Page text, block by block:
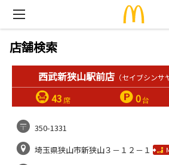
店舗検索
西武新狭山駅前店 （セイブシンサ
43 席 0台
350-1331
埼玉県狭山市新狭山３－１２－１